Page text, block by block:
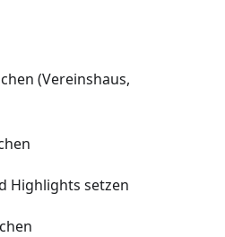
(Vereinshaus,
Highlights setzen